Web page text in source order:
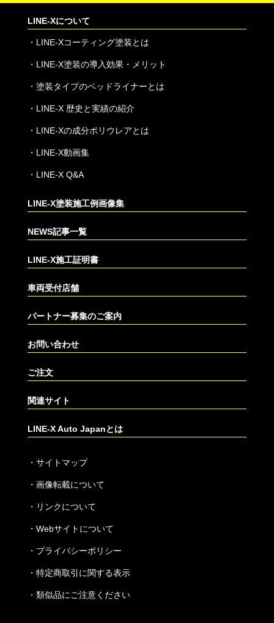
LINE-Xについて
・ LINE-Xコーティング塗装とは
・ LINE-X塗装の導入効果・メリット
・ 塗装タイプのベッドライナーとは
・ LINE-X 歴史と実績の紹介
・ LINE-Xの成分ポリウレアとは
・ LINE-X動画集
・ LINE-X Q&A
LINE-X塗装施工例画像集
NEWS記事一覧
LINE-X施工証明書
車両受付店舗
パートナー募集のご案内
お問い合わせ
ご注文
関連サイト
LINE-X Auto Japanとは
・ サイトマップ
・ 画像転載について
・ リンクについて
・ Webサイトについて
・ プライバシーポリシー
・ 特定商取引に関する表示
・ 類似品にご注意ください